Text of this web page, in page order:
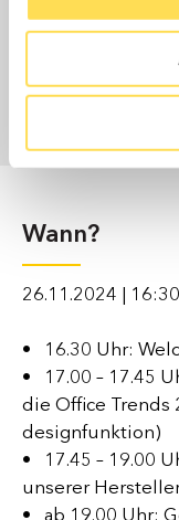
W+P
„Das Morgen
beraten Jens
Von der ersten
ganzheitlich
Mehr
Wann?
26.11.2024 |
• 16.30 Uhr:
• 17.00 – 17.45
die Office Trends
designfunktion)
• 17.45 – 19.00
unserer
• ab 19.00 Uhr: